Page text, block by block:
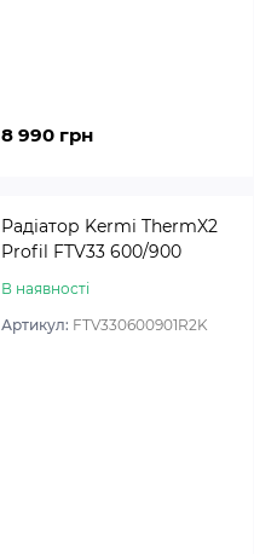
8 990 грн
Радіатор Kermi ThermX2
Profil FTV33 600/900
В наявності
Артикул: FTV330600901R2K